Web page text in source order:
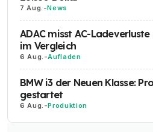
7 Aug. -News
ADAC misst AC-
im Vergleich
6 Aug. -Aufladen
BMW i3 der Neuen Klasse:
gestartet
6 Aug. -Produktion